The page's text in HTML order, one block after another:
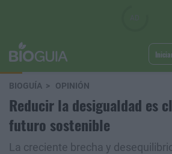
BIOGUÍA OPINIÓN
Reducir la desigualdad es
futuro sostenible
La creciente brecha y